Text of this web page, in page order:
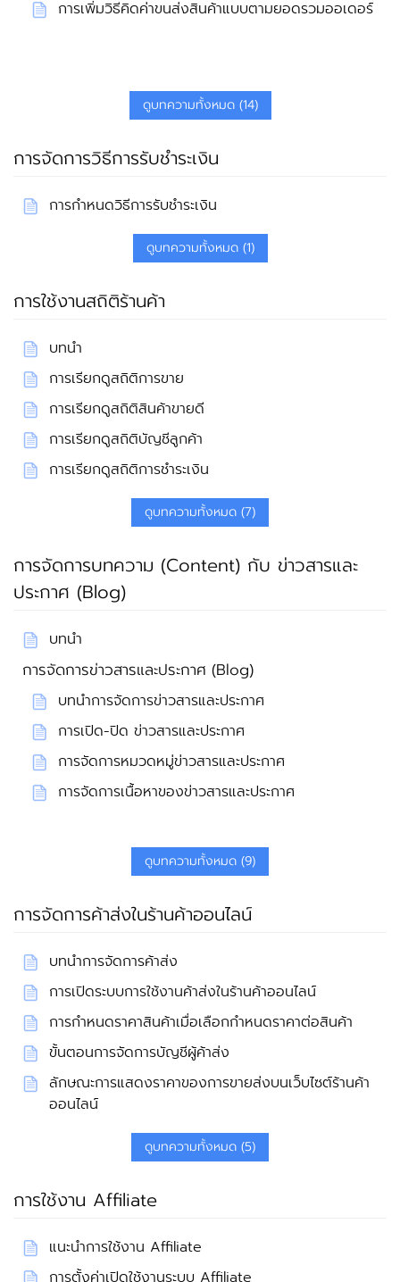
การเพิ่มวิธีคิดค่าขนส่งสินค้าแบบตามยอดรวมออเดอร์
ดูบทความทั้งหมด (14)
การจัดการวิธีการรับชำระเงิน
การกำหนดวิธีการรับชำระเงิน
ดูบทความทั้งหมด (1)
การใช้งานสถิติร้านค้า
บทนำ
การเรียกดูสถิติการขาย
การเรียกดูสถิติสินค้าขายดี
การเรียกดูสถิติบัญชีลูกค้า
การเรียกดูสถิติการชำระเงิน
ดูบทความทั้งหมด (7)
การจัดการบทความ (Content) กับ ข่าวสารและ
ประกาศ (Blog)
บทนำ
การจัดการข่าวสารและประกาศ (Blog)
บทนำการจัดการข่าวสารและประกาศ
การเปิด-ปิด ข่าวสารและประกาศ
การจัดการหมวดหมู่ข่าวสารและประกาศ
การจัดการเนื้อหาของข่าวสารและประกาศ
ดูบทความทั้งหมด (9)
การจัดการค้าส่งในร้านค้าออนไลน์
บทนำการจัดการค้าส่ง
การเปิดระบบการใช้งานค้าส่งในร้านค้าออนไลน์
การกำหนดราคาสินค้าเมื่อเลือกกำหนดราคาต่อสินค้า
ขั้นตอนการจัดการบัญชีผู้ค้าส่ง
ลักษณะการแสดงราคาของการขายส่งบนเว็บไซต์ร้านค้า
ออนไลน์
ดูบทความทั้งหมด (5)
การใช้งาน Affiliate
แนะนำการใช้งาน Affiliate
การตั้งค่าเปิดใช้งานระบบ Affiliate